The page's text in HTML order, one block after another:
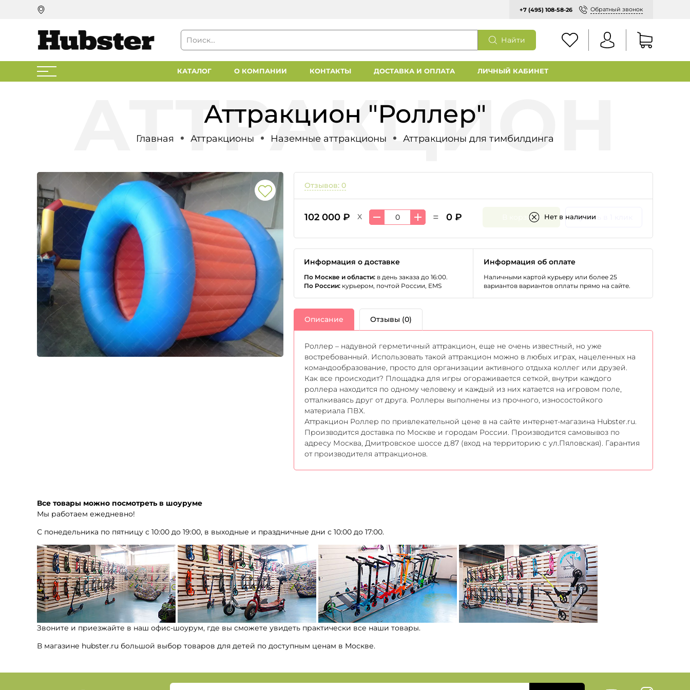
+7 (495) 108-58-26 Обратный звонок
Найти
КАТАЛОГ О КОМПАНИИ КОНТАКТЫ ДОСТАВКА И ОПЛАТА ЛИЧНЫЙ КАБИНЕТ
Аттракцион "Роллер"
Главная Аттракционы Наземные аттракционы Аттракционы для тимбилдинга
Отзывов: 0
102 000 ₽ X = 0 ₽ Нет в наличии
В корзину Купить в 1 клик
Информация о доставке
По Москве и области: в день заказа до 16:00.
По России: курьером, почтой России, EMS
Информация об оплате
Наличными картой курьеру или более 25
вариантов вариантов оплаты прямо на сайте.
Описание Отзывы (0)
Роллер – надувной герметичный аттракцион, еще не очень известный, но уже
востребованный. Использовать такой аттракцион можно в любых играх, нацеленных на
командообразование, просто для организации активного отдыха коллег или друзей.
Как все происходит? Площадка для игры огораживается сеткой, внутри каждого
роллера находится по одному человеку и каждый из них катается на игровом поле,
отталкиваясь друг от друга. Роллеры выполнены из прочного, износостойкого
материала ПВХ.
Аттракцион Роллер по привлекательной цене в на сайте интернет-магазина Hubster.ru.
Производится доставка по Москве и городам России. Производится самовывоз по
адресу Москва, Дмитровское шоссе д.87 (вход на территорию с ул.Пяловская). Гарантия
от производителя аттракционов.
Все товары можно посмотреть в шоуруме
Мы работаем ежедневно!
С понедельника по пятницу с 10:00 до 19:00, в выходные и праздничные дни с 10:00 до 17:00.
Звоните и приезжайте в наш офис-шоурум, где вы сможете увидеть практически все наши товары.
В магазине hubster.ru большой выбор товаров для детей по доступным ценам в Москве.